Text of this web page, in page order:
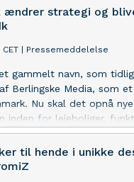
i aktier, så dine
med en lav risiko.
ændrer strategi og
CET | Pressemeddelelse
gammelt navn, som
Berlingske Media, som
Nu skal det opnå
inden for lejeboliger,
har været
hele tiden vist at navnet
den strategi og
til hende i unikke